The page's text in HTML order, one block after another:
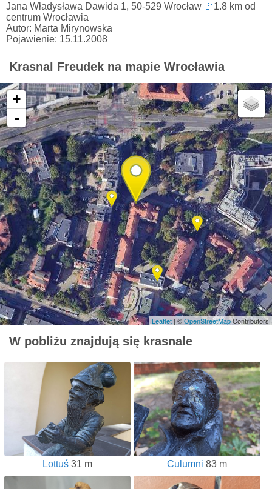
Jana Władysława Dawida 1, 50-529 Wrocław 🚩 1.8 km od
centrum Wrocławia
Autor: Marta Mirynowska
Pojawienie: 15.11.2008
Krasnal Freudek na mapie Wrocławia
+
-
Leaflet | ©OpenStreetMapContributors
W pobliżu znajdują się krasnale
Lottuś 31 m Culumni 83 m